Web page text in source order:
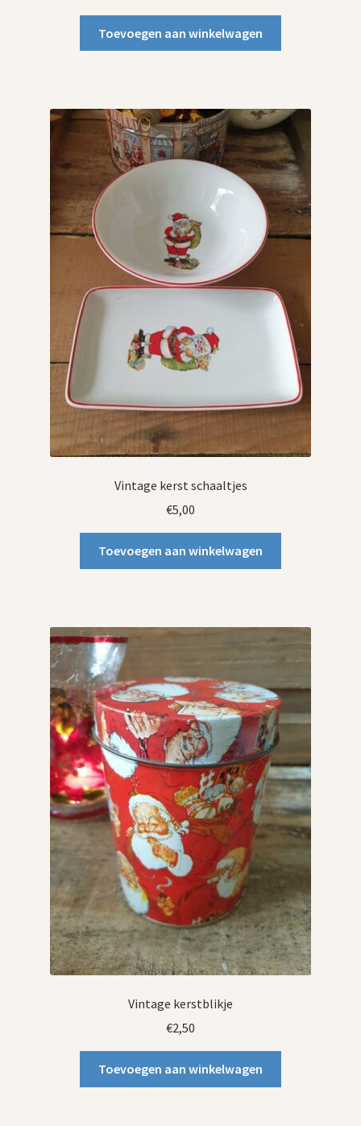
Toevoegen aan winkelwagen
Vintage kerst schaaltjes
€5,00
Toevoegen aan winkelwagen
Vintage kerstblikje
€2,50
Toevoegen aan winkelwagen